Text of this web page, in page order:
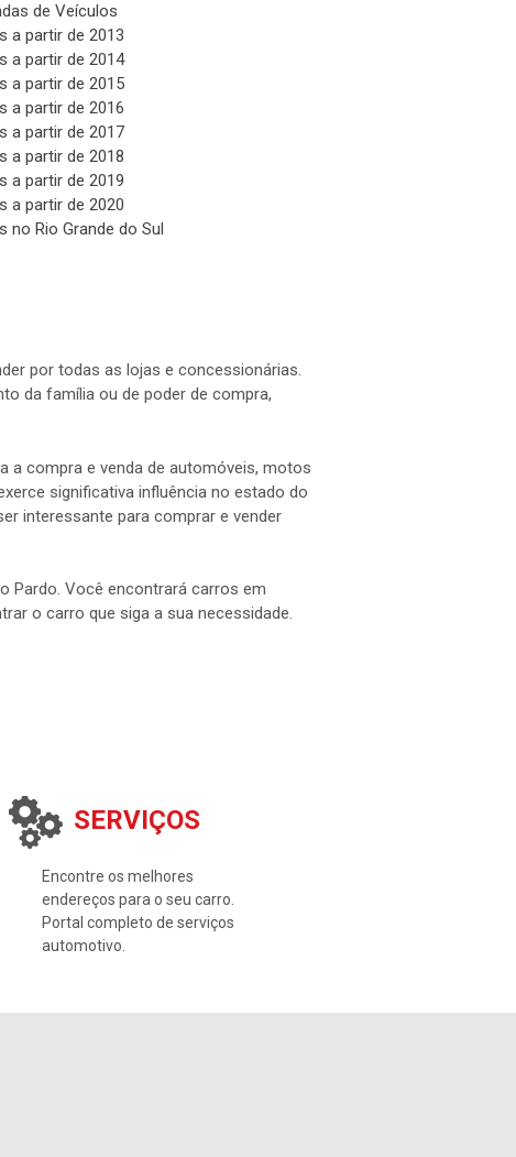
de Veículos
a partir de 2013
a partir de 2014
a partir de 2015
a partir de 2016
a partir de 2017
a partir de 2018
a partir de 2019
a partir de 2020
no Rio Grande do Sul
por todas as lojas e concessionárias.
da família ou de poder de compra,
a compra e venda de automóveis, motos
significativa influência no estado do
interessante para comprar e vender
Pardo. Você encontrará carros em
o carro que siga a sua necessidade.
SERVIÇOS
Encontre os melhores
endereços para o seu carro.
Portal completo de serviços
automotivo.